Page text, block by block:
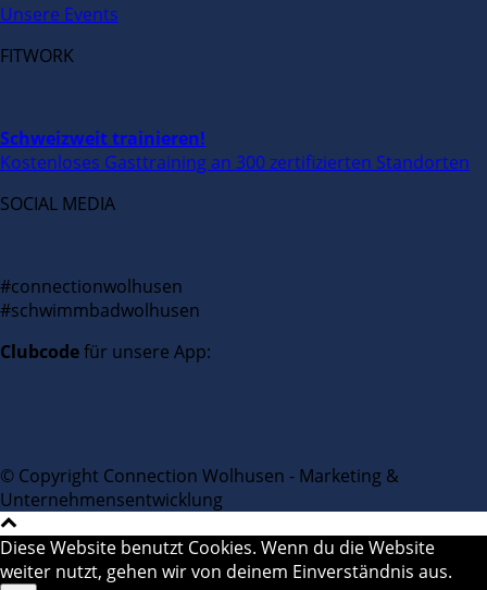
Unsere Events
FITWORK
Schweizweit trainieren!
Kostenloses Gasttraining an 300 zertifizierten Standorten
SOCIAL MEDIA
#connectionwolhusen
#schwimmbadwolhusen
Clubcodefür unsere App:
© Copyright Connection Wolhusen - Marketing &
Unternehmensentwicklung
Diese Website benutzt Cookies. Wenn du die Website
weiter nutzt, gehen wir von deinem Einverständnis aus.